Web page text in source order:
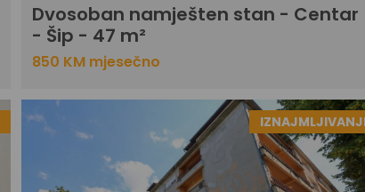
Dvosoban namješten stan - Centar
- Šip - 47 m²
850 KM mjesečno